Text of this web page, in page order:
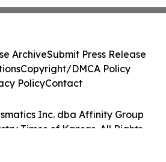
Inc. dba Affinity Group
Times of Kansas. All Rights
ArchiveSubmit Press Release
Copyright/DMCA Policy
PolicyContact